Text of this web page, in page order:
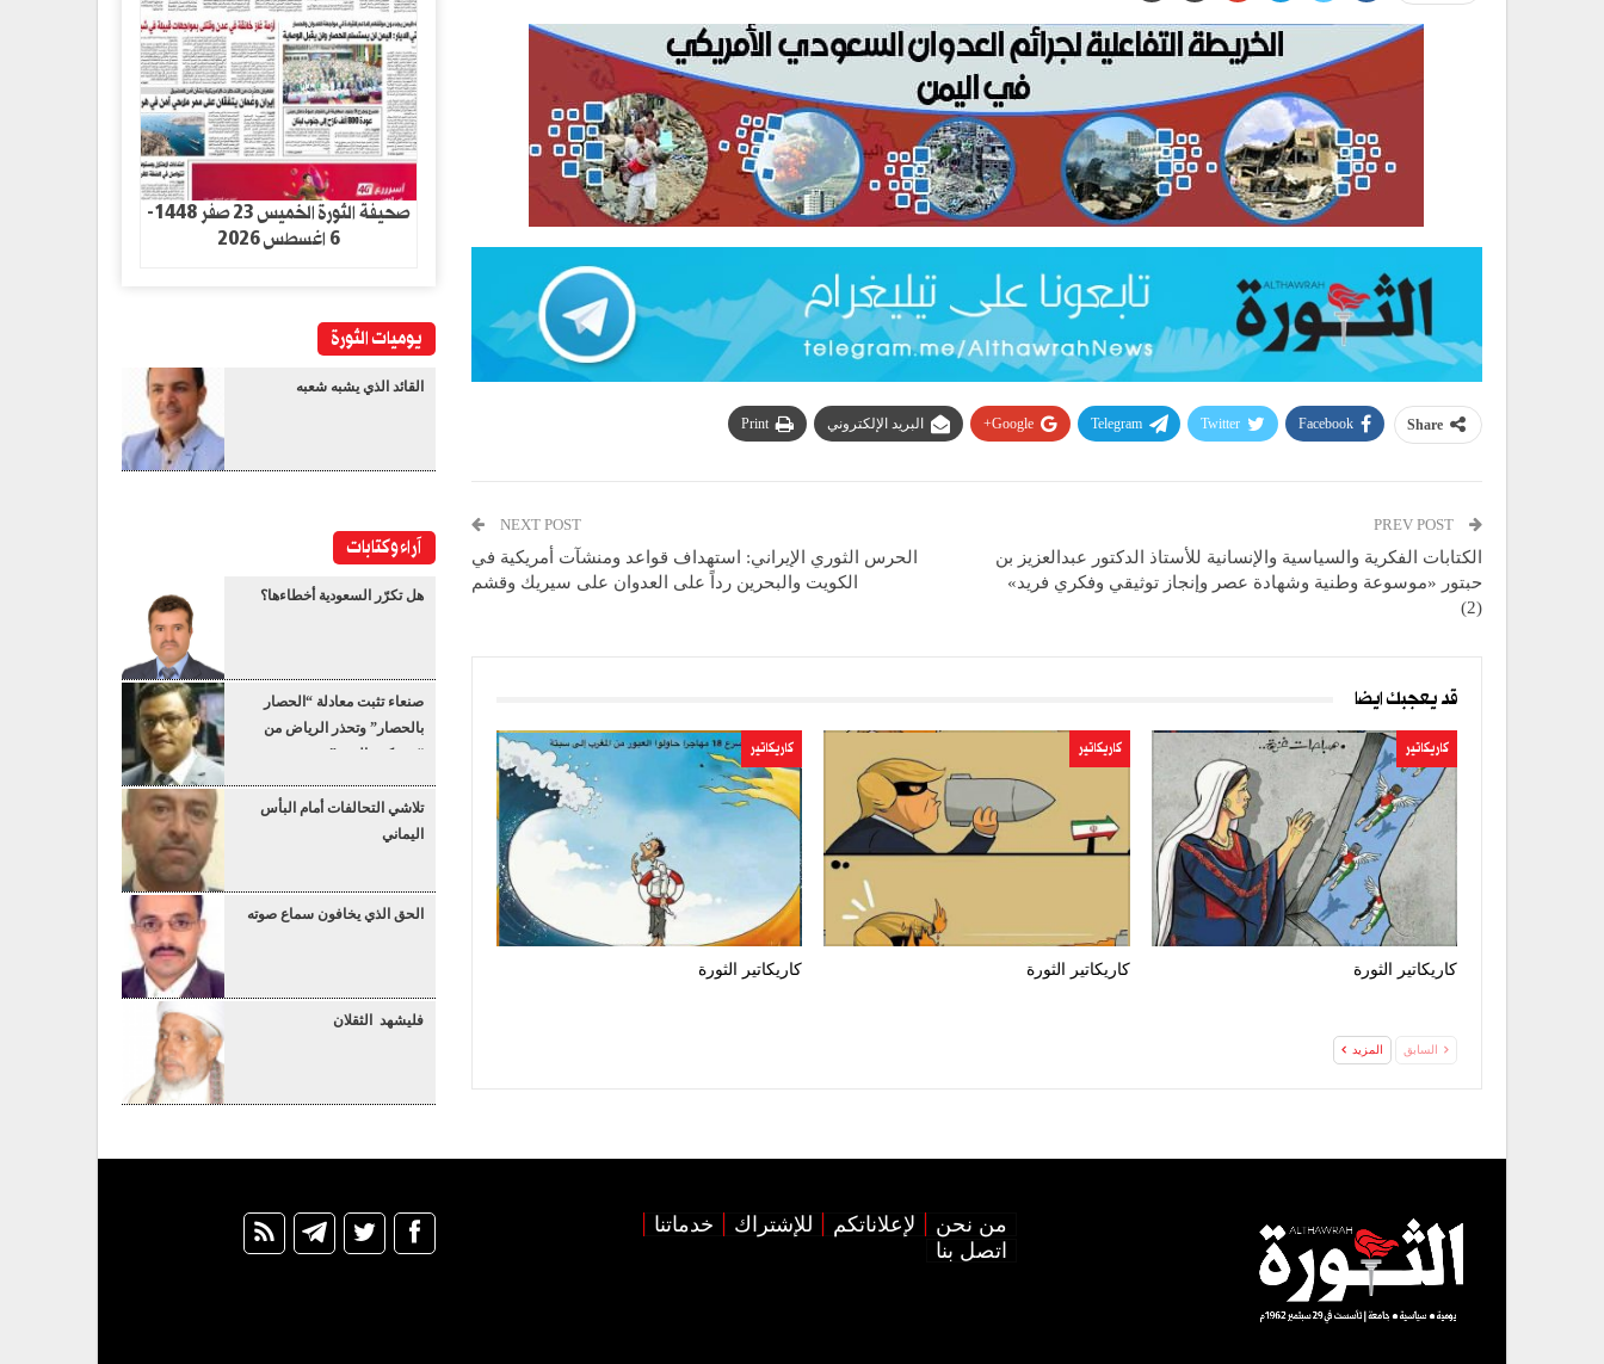
Share
Facebook
Twitter
Telegram
Google+ البريد الإلكتروني Print
الكتابات الفكرية والسياسية والإنسانية للأستاذ الدكتور عبدالعزيز بن
حبتور «موسوعة وطنية وشهادة عصر وإنجاز توثيقي وفكري فريد»
(2)
NEXT POST
الحرس الثوري الإيراني: استهداف قواعد ومنشآت أمريكية في
الكويت والبحرين رداً على العدوان على سيريك وقشم
قد يعجبك ايضا
كاريكاتير
كاريكاتير الثورة
كاريكاتير
كاريكاتير الثورة
كاريكاتير
كاريكاتير الثورة
السابق المزيد
صحيفة الثورة الخميس 23 صفر 1448-
6 اغسطس 2026
يوميات الثورة
القائد الذي يشبه شعبه
آراء وكتابات
هل تكرّر السعودية أخطاءها؟
صنعاء تثبت معادلة “الحصار
بالحصار” وتحذر الرياض من
“عسكرة البحر”
تلاشي التحالفات أمام البأس
اليماني
الحق الذي يخافون سماع صوته
فليشهد الثقلان
من نحن لإعلاناتكم للإشتراك
خدماتنا
اتصل بنا